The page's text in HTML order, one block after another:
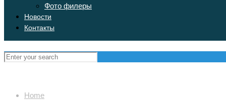
Фото филеры
Новости
Контакты
Home